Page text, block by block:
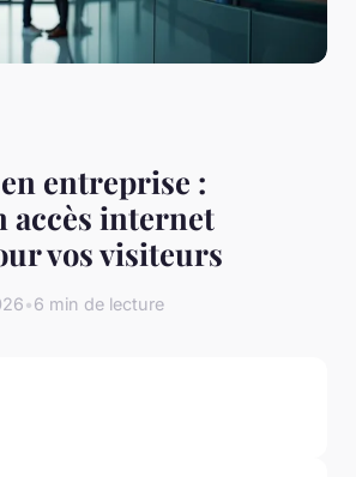
entreprise :
accès internet
vos visiteurs
•6 min de lecture